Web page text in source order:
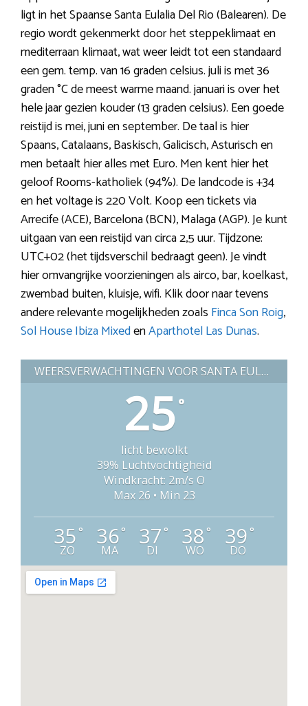
ligt in het Spaanse Santa Eulalia Del Rio (Balearen). De
regio wordt gekenmerkt door het steppeklimaat en
mediterraan klimaat, wat weer leidt tot een standaard
een gem. temp. van 16 graden celsius. juli is met 36
graden °C de meest warme maand. januari is over het
hele jaar gezien kouder (13 graden celsius). Een goede
reistijd is mei, juni en september. De taal is hier
Spaans, Catalaans, Baskisch, Galicisch, Asturisch en
men betaalt hier alles met Euro. Men kent hier het
geloof Rooms-katholiek (94%). De landcode is +34
en het voltage is 220 Volt. Koop een tickets via
Arrecife (ACE), Barcelona (BCN), Malaga (AGP). Je kunt
uitgaan van een reistijd van circa 2,5 uur. Tijdzone:
UTC+02 (het tijdsverschil bedraagt geen). Je vindt
hier omvangrijke voorzieningen als airco, bar, koelkast,
zwembad buiten, kluisje, wifi. Klik door naar tevens
andere relevante mogelijkheden zoals Finca Son Roig,
Sol House Ibiza MixedenAparthotel Las Dunas.
WEERSVERWACHTINGEN VOOR SANTA EULALIA DEL RIO (SPANJE)
25°
licht bewolkt
39% Luchtvochtigheid
Windkracht: 2m/s O
Max 26 • Min 23
35°
ZO
36°
MA
37°
DI
38°
WO
39°
DO